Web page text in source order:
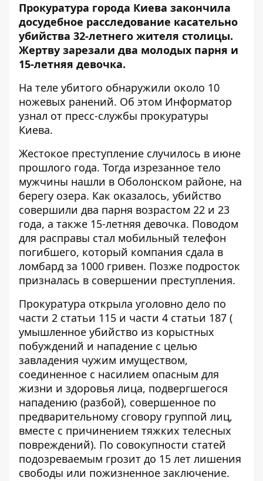
Прокуратура города Киева закончила
досудебное расследование касательно
убийства 32-летнего жителя столицы.
Жертву зарезали два молодых парня и
15-летняя девочка.
На теле убитого обнаружили около 10
ножевых ранений. Об этом Информатор
узнал от пресс-службы прокуратуры
Киева.
Жестокое преступление случилось в июне
прошлого года. Тогда изрезанное тело
мужчины нашли в Оболонском районе, на
берегу озера. Как оказалось, убийство
совершили два парня возрастом 22 и 23
года, а также 15-летняя девочка. Поводом
для расправы стал мобильный телефон
погибшего, который компания сдала в
ломбард за 1000 гривен. Позже подросток
призналась в совершении преступления.
Прокуратура открыла уголовно дело по
части 2 статьи 115 и части 4 статьи 187 (
умышленное убийство из корыстных
побуждений и нападение с целью
завладения чужим имуществом,
соединенное с насилием опасным для
жизни и здоровья лица, подвергшегося
нападению (разбой), совершенное по
предварительному сговору группой лиц,
вместе с причинением тяжких телесных
повреждений). По совокупности статей
подозреваемым грозит до 15 лет лишения
свободы или пожизненное заключение.